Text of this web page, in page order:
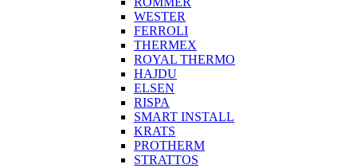
WESTER
FERROLI
THERMEX
ROYAL THERMO
HAJDU
ELSEN
RISPA
SMART INSTALL
KRATS
PROTHERM
STRATTOS